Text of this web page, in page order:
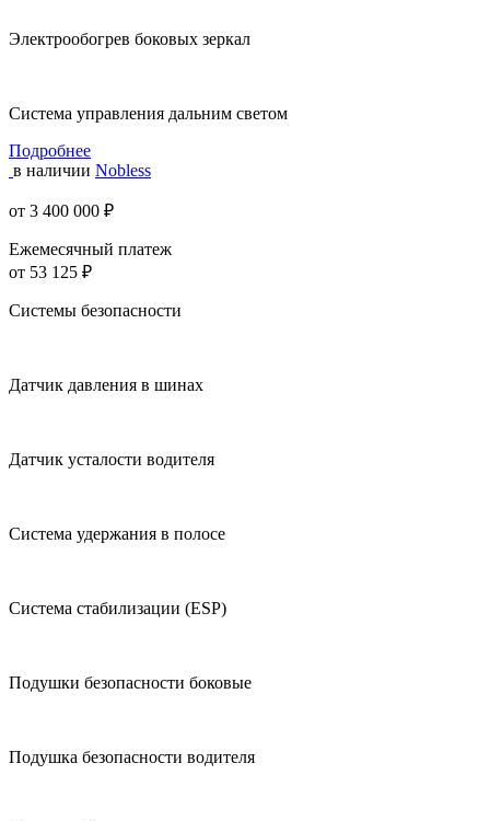
Электрообогрев боковых зеркал
Система управления дальним светом
Подробнее
в наличии Nobless
от 3 400 000 ₽
Ежемесячный платеж
от 53 125 ₽
Системы безопасности
Датчик давления в шинах
Датчик усталости водителя
Система удержания в полосе
Система стабилизации (ESP)
Подушки безопасности боковые
Подушка безопасности водителя